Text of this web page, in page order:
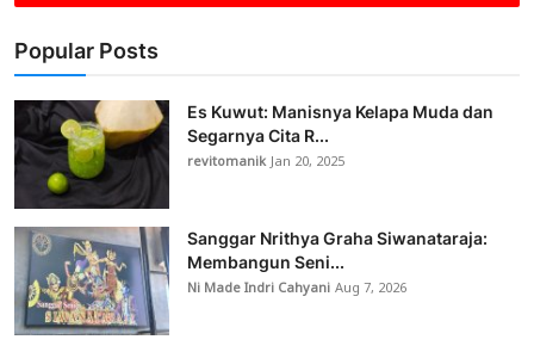
Popular Posts
Es Kuwut: Manisnya Kelapa Muda dan
Segarnya Cita R...
revitomanikJan 20, 2025
Sanggar Nrithya Graha Siwanataraja:
Membangun Seni...
Ni Made Indri CahyaniAug 7, 2026